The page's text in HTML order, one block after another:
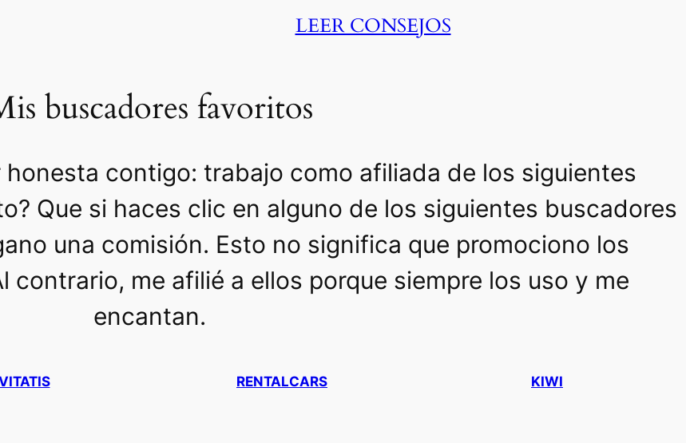
LEER CONSEJOS
buscadores favoritos
contigo: trabajo como afiliada de los siguientes
Que si haces clic en alguno de los siguientes buscadores
una comisión. Esto no significa que promociono los
contrario, me afilié a ellos porque siempre los uso y me
encantan.
RENTALCARS KIWI